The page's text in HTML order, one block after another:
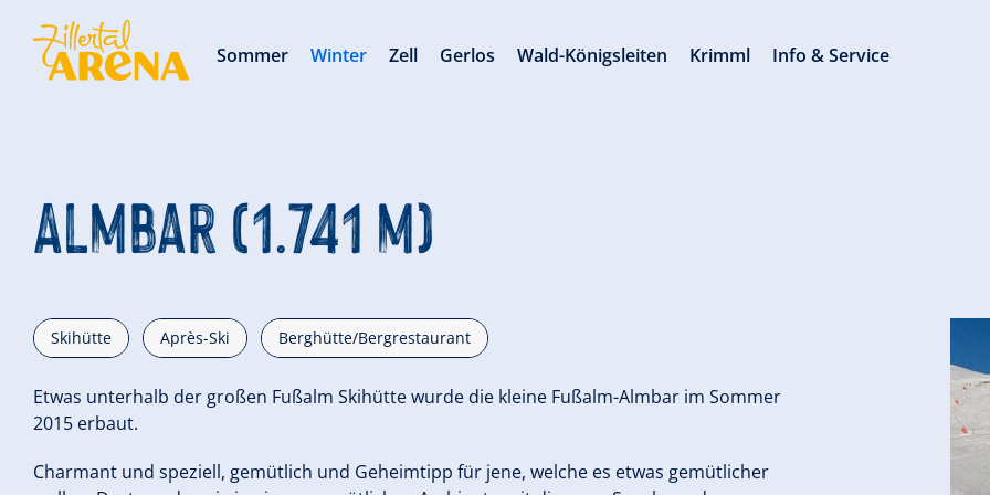
Almbar (1.741 m)
Skihütte Après-Ski Berghütte/Bergrestaurant
Etwas unterhalb der großen Fußalm Skihütte wurde die kleine Fußalm-Almbar im Sommer
2015 erbaut.
Charmant und speziell, gemütlich und Geheimtipp für jene, welche es etwas gemütlicher
Sommer Winter Zell Gerlos Wald-Königsleiten Krimml Info & Service